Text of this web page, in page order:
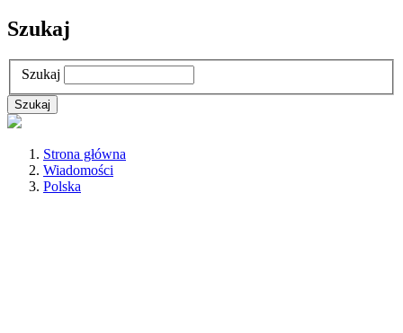
Szukaj
Szukaj
Strona główna
Wiadomości
Polska